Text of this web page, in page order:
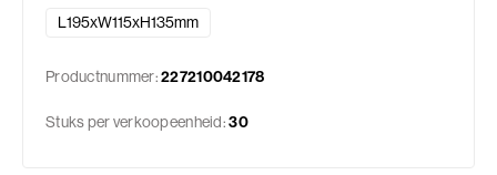
L195xW115xH135mm
Productnummer:227210042178
Stuks per verkoopeenheid:30